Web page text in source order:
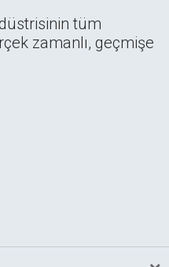
tüm
zamanlı, geçmişe